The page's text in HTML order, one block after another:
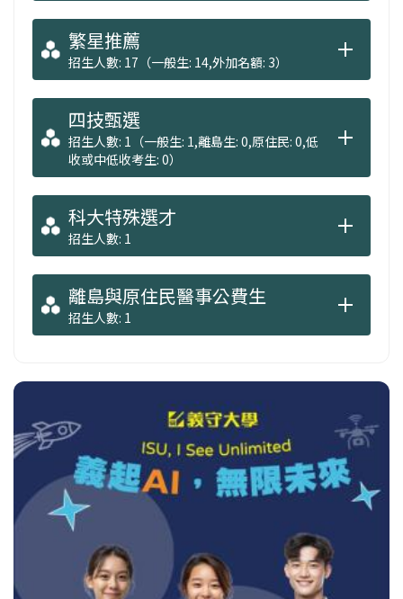
繁星推薦
招生人數: 17（一般生: 14,外加名額: 3）
四技甄選
招生人數: 1（一般生: 1,離島生: 0,原住民: 0,低
收或中低收考生: 0）
科大特殊選才
招生人數: 1
離島與原住民醫事公費生
招生人數: 1